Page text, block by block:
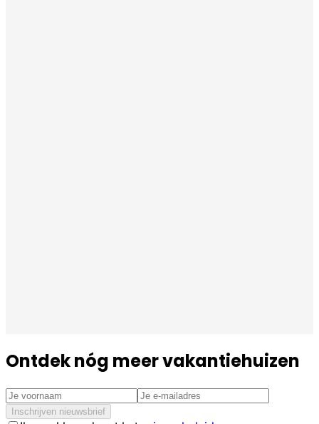
Ontdek nóg meer vakantiehuizen
Inschrijven nieuwsbrief